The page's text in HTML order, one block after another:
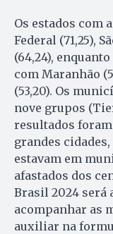
Os estados com
Federal (71,25),
(64,24),
com Maranhão
(53,20). Os
nove grupos
resultados
grandes
estavam em
afastados dos
Brasil 2024 será
acompanhar as
auxiliar na